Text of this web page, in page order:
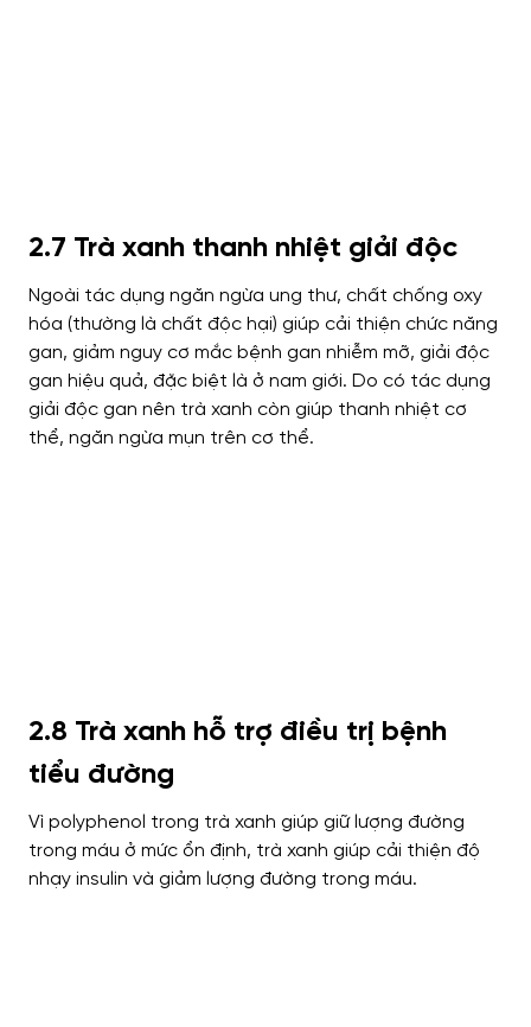
2.7 Trà xanh thanh nhiệt giải độc
Ngoài tác dụng ngăn ngừa ung thư, chất chống oxy
hóa (thường là chất độc hại) giúp cải thiện chức năng
gan, giảm nguy cơ mắc bệnh gan nhiễm mỡ, giải độc
gan hiệu quả, đặc biệt là ở nam giới. Do có tác dụng
giải độc gan nên trà xanh còn giúp thanh nhiệt cơ
thể, ngăn ngừa mụn trên cơ thể.
2.8 Trà xanh hỗ trợ điều trị bệnh
tiểu đường
Vì polyphenol trong trà xanh giúp giữ lượng đường
trong máu ở mức ổn định, trà xanh giúp cải thiện độ
nhạy insulin và giảm lượng đường trong máu.